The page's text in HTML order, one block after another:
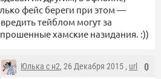
фейс береги при этом —
тейблом могут за
хамские назидания. :))
0
Юлька с н2, 26 Декабря 2015 , url